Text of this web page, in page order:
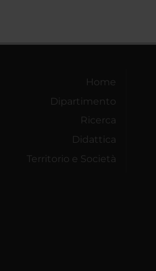
Home
Dipartimento
Ricerca
Didattica
Territorio e Società